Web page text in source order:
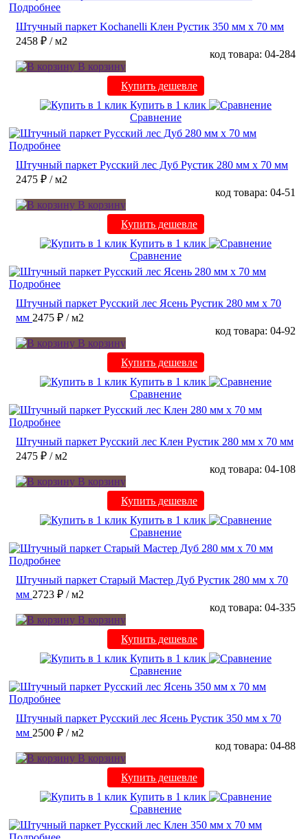
Подробнее
Штучный паркет Kochanelli Клен Рустик 350 мм х 70 мм
2458 ₽ / м2
код товара: 04-284
В корзину
Купить дешевле
Купить в 1 клик
Сравнение
Подробнее
Штучный паркет Русский лес Дуб Рустик 280 мм х 70 мм
2475 ₽ / м2
код товара: 04-51
В корзину
Купить дешевле
Купить в 1 клик
Сравнение
Подробнее
Штучный паркет Русский лес Ясень Рустик 280 мм х 70
мм 2475 ₽ / м2
код товара: 04-92
В корзину
Купить дешевле
Купить в 1 клик
Сравнение
Подробнее
Штучный паркет Русский лес Клен Рустик 280 мм х 70 мм
2475 ₽ / м2
код товара: 04-108
В корзину
Купить дешевле
Купить в 1 клик
Сравнение
Подробнее
Штучный паркет Старый Мастер Дуб Рустик 280 мм х 70
мм 2723 ₽ / м2
код товара: 04-335
В корзину
Купить дешевле
Купить в 1 клик
Сравнение
Подробнее
Штучный паркет Русский лес Ясень Рустик 350 мм х 70
мм 2500 ₽ / м2
код товара: 04-88
В корзину
Купить дешевле
Купить в 1 клик
Сравнение